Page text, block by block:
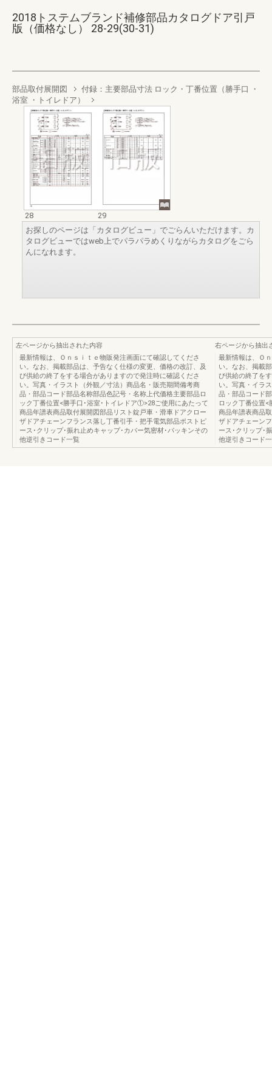
2018トステムブランド補修部品カタログドア引戸
版（価格なし） 28-29(30-31)
部品取付展開図
付録：主要部品寸法 ロック・丁番位置（勝手口 ・
浴室 ・トイレドア）
28
29
お探しのページは「カタログビュー」でごらんいただけます。カ
タログビューではweb上でパラパラめくりながらカタログをごら
んになれます。
左ページから抽出された内容
最新情報は、Ｏｎｓｉｔｅ物販発注画面にて確認してくださ
い。なお、掲載部品は、予告なく仕様の変更、価格の改訂、及
び供給の終了をする場合がありますので発注時に確認くださ
い。写真・イラスト（外観／寸法）商品名・販売期間備考商
品・部品コード部品名称部品色記号・名称上代価格主要部品ロ
ック丁番位置<勝手口･浴室･トイレドア①>28ご使用にあたって
商品年譜表商品取付展開図部品リスト錠戸車・滑車ドアクロー
ザドアチェーンフランス落し丁番引手・把手電気部品ポストピ
ース･クリップ･振れ止めキャップ･カバー気密材･パッキンその
他逆引きコード一覧
右ページから抽出
最新情報は、Ｏ
い。なお、掲載
び供給の終了を
い。写真・イラ
品・部品コード
ロック丁番位置
商品年譜表商品
ザドアチェーン
ース･クリップ･
他逆引きコード